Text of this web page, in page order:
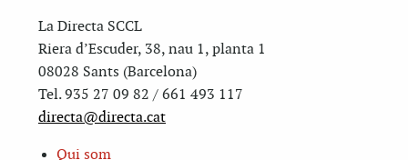
La Directa SCCL
Riera d’Escuder, 38, nau 1, planta 1
08028 Sants (Barcelona)
Tel. 935 27 09 82 / 661 493 117
directa@directa.cat
Qui som